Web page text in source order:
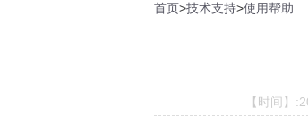
首页>技术支持>使用帮助
【时间】